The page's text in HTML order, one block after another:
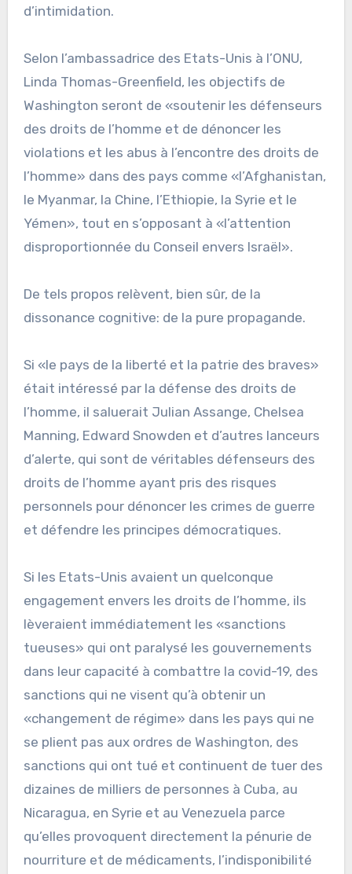
d’intimidation.
Selon l’ambassadrice des Etats-Unis à l’ONU,
Linda Thomas-Greenfield, les objectifs de
Washington seront de «soutenir les défenseurs
des droits de l’homme et de dénoncer les
violations et les abus à l’encontre des droits de
l’homme» dans des pays comme «l’Afghanistan,
le Myanmar, la Chine, l’Ethiopie, la Syrie et le
Yémen», tout en s’opposant à «l’attention
disproportionnée du Conseil envers Israël».
De tels propos relèvent, bien sûr, de la
dissonance cognitive: de la pure propagande.
Si «le pays de la liberté et la patrie des braves»
était intéressé par la défense des droits de
l’homme, il saluerait Julian Assange, Chelsea
Manning, Edward Snowden et d’autres lanceurs
d’alerte, qui sont de véritables défenseurs des
droits de l’homme ayant pris des risques
personnels pour dénoncer les crimes de guerre
et défendre les principes démocratiques.
Si les Etats-Unis avaient un quelconque
engagement envers les droits de l’homme, ils
lèveraient immédiatement les «sanctions
tueuses» qui ont paralysé les gouvernements
dans leur capacité à combattre la covid-19, des
sanctions qui ne visent qu’à obtenir un
«changement de régime» dans les pays qui ne
se plient pas aux ordres de Washington, des
sanctions qui ont tué et continuent de tuer des
dizaines de milliers de personnes à Cuba, au
Nicaragua, en Syrie et au Venezuela parce
qu’elles provoquent directement la pénurie de
nourriture et de médicaments, l’indisponibilité